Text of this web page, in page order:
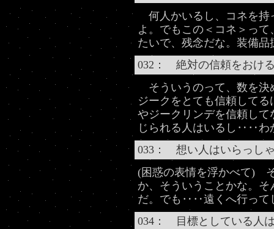
何人かいるし、コネを持
よ。でもこの＜コネ＞っ
たいで、残念だな。装備
032： 絶対の信頼をおけ
そういうのって、数を決
ジークをとても信頼して
やジークリンデを信頼し
じられる人はいるし‥‥わ
033： 想い人はいらっし
(困惑の表情を浮かべて)
か、そういうことかな。
だ。でも‥‥遠くへ行って
034： 目標としている人